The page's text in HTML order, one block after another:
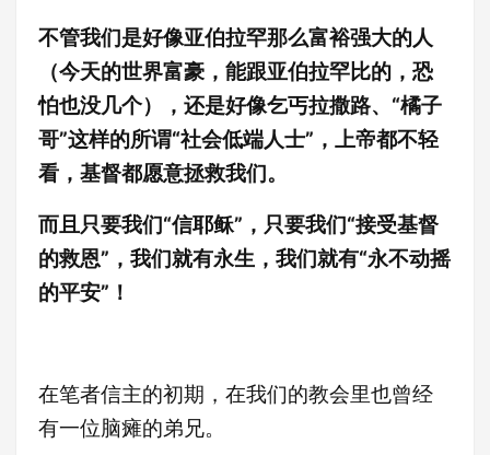
不管我们是好像亚伯拉罕那么富裕强大的人
（今天的世界富豪，能跟亚伯拉罕比的，恐
怕也没几个），还是好像乞丐拉撒路、“橘子
哥”这样的所谓“社会低端人士”，上帝都不轻
看，基督都愿意拯救我们。
而且只要我们“信耶稣”，只要我们“接受基督
的救恩”，我们就有永生，我们就有“永不动摇
的平安”！
在笔者信主的初期，在我们的教会里也曾经
有一位脑瘫的弟兄。